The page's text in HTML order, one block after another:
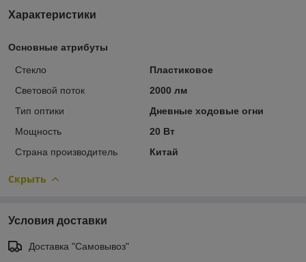
Характеристики
Основные атрибуты
Стекло
Пластиковое
Световой поток
2000 лм
Тип оптики
Дневные ходовые огни
Мощность
20 Вт
Страна производитель
Китай
Скрыть
Условия доставки
Доставка "Самовывоз"